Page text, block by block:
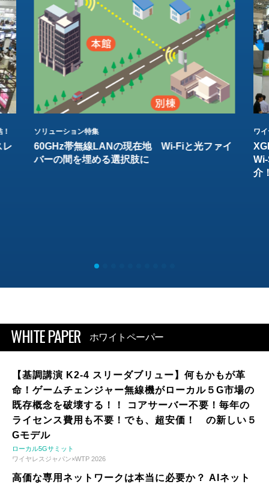
レ
ソリューション特集
60GHz帯無線LANの現在地 Wi-Fiと光ファイ
バーの間を埋める選択肢に
ワ
介
WHITE PAPER ホワイトペーパー
【基調講演 K2-4 スリーダブリュー】何もかもが革
命！ゲームチェンジャー無線機がローカル５G市場の
既存概念を破壊する！！ コアサーバー不要！毎年の
ライセンス費用も不要！でも、超安価！ の新しい５
Gモデル
ローカル5Gサミット
ワイヤレスジャパン×WTP 2026
高価な専用ネットワークは本当に必要か？ AIネット